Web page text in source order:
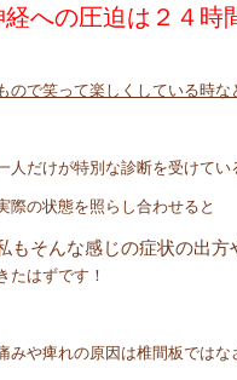
への圧迫は２４時
で笑って楽しくしている時な
人だけが特別な診断を受けて
際の状態を照らし合わせると
そんな感じの症状の出方
たはずです！
みや痺れの原因は椎間板ではな